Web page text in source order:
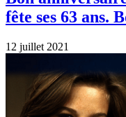
fête ses 63 ans.
12 juillet 2021